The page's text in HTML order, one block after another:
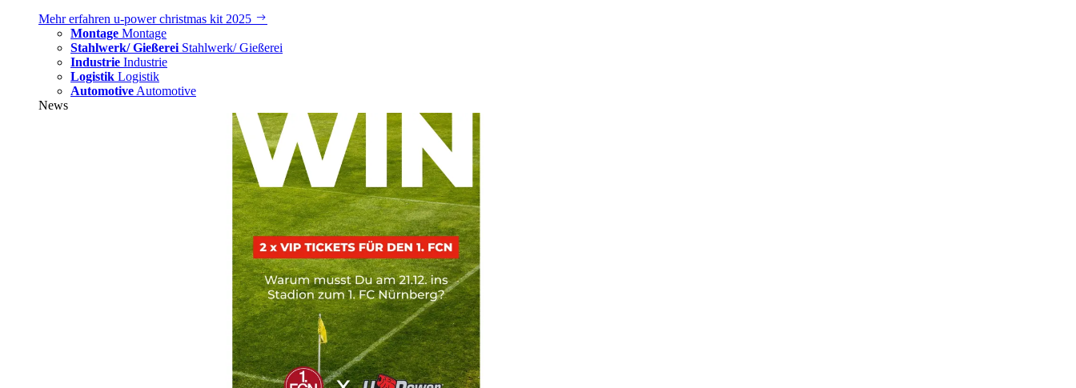
Mehr erfahren u‑power christmas kit 2025
Montage Montage
Stahlwerk/ Gießerei Stahlwerk/ Gießerei
Industrie Industrie
Logistik Logistik
Automotive Automotive
News